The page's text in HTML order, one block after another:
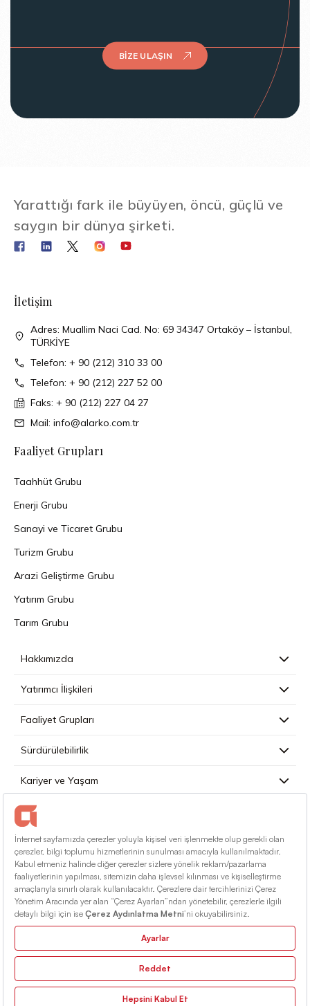
BIZE ULAŞIN
Yarattığı fark ile büyüyen, öncü, güçlü ve
saygın bir dünya şirketi.
İletişim
Adres: Muallim Naci Cad. No: 69 34347 Ortaköy – İstanbul,
TÜRKİYE
Telefon: + 90 (212) 310 33 00
Telefon: + 90 (212) 227 52 00
Faks: + 90 (212) 227 04 27
Mail: info@alarko.com.tr
Faaliyet Grupları
Taahhüt Grubu
Enerji Grubu
Sanayi ve Ticaret Grubu
Turizm Grubu
Arazi Geliştirme Grubu
Yatırım Grubu
Tarım Grubu
Hakkımızda
Yatırımcı İlişkileri
Faaliyet Grupları
Sürdürülebilirlik
Kariyer ve Yaşam
Basın
İletişim
Türkçe
Kullanım Koşulları
Bilgi Toplumu Hizmetleri
© 2026 Alarko Holding. Tüm Hakları Saklıdır